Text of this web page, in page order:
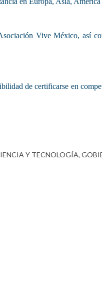
Vive México, así
de certificarse en
Y TECNOLOGÍA